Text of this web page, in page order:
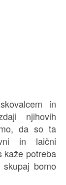
in
njihovih
da so ta
in laični
kaže potreba
skupaj bomo